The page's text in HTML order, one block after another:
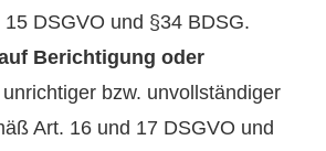
DSGVO und §34 BDSG.
Berichtigung oder
unrichtiger bzw. unvollständiger
Art. 16 und 17 DSGVO und